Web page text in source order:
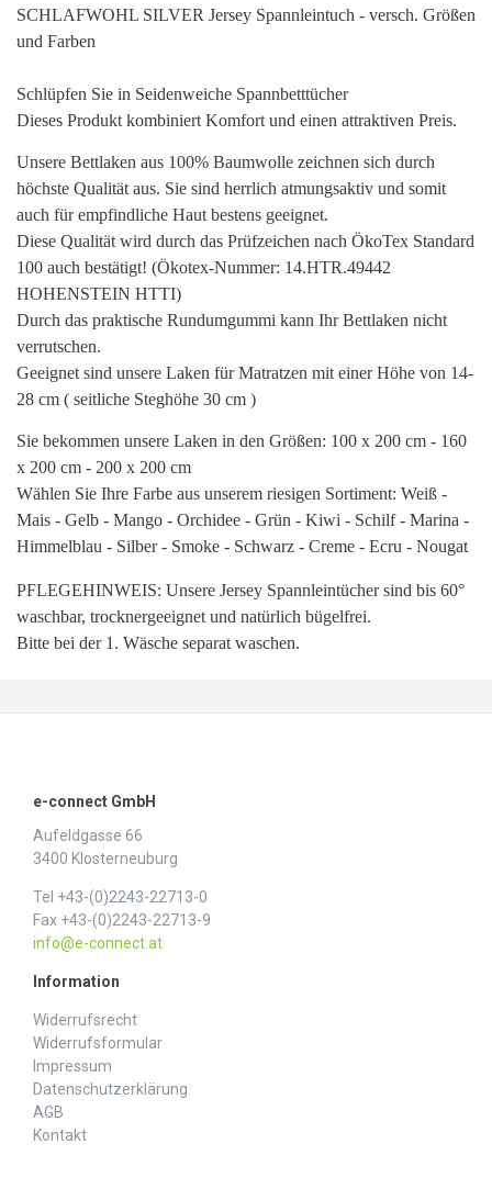
SCHLAFWOHL SILVER Jersey Spannleintuch - versch. Größen
und Farben
Schlüpfen Sie in Seidenweiche Spannbetttücher
Dieses Produkt kombiniert Komfort und einen attraktiven Preis.
Unsere Bettlaken aus 100% Baumwolle zeichnen sich durch
höchste Qualität aus. Sie sind herrlich atmungsaktiv und somit
auch fürempfindliche Haut bestens geeignet.
Diese Qualität wird durch das Prüfzeichen nach ÖkoTex Standard
100 auch bestätigt! (Ökotex-Nummer: 14.HTR.49442
HOHENSTEIN HTTI)
Durch das praktische Rundumgummi kann Ihr Bettlaken nicht
verrutschen.
Geeignet sind unsere Laken für Matratzen mit einer Höhe von 14-
28 cm ( seitliche Steghöhe 30 cm )
Sie bekommen unsere Laken in den Größen: 100 x 200 cm - 160
x 200 cm - 200 x 200 cm
Wählen Sie Ihre Farbe aus unserem riesigen Sortiment: Weiß -
Mais - Gelb - Mango - Orchidee - Grün - Kiwi - Schilf - Marina -
Himmelblau - Silber - Smoke - Schwarz - Creme - Ecru - Nougat
PFLEGEHINWEIS: Unsere Jersey Spannleintücher sind bis 60°
waschbar, trocknergeeignet und natürlich bügelfrei.
Bitte bei der 1. Wäsche separat waschen.
e-connect GmbH
Aufeldgasse 66
3400 Klosterneuburg
Tel +43-(0)2243-22713-0
Fax +43-(0)2243-22713-9
info@e-connect.at
Information
Widerrufs­recht
Widerrufs­formular
Impressum
Daten­schutz­erklärung
AGB
Kontakt